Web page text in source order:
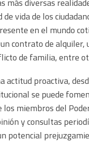
más diversas
de vida de los
en el mundo
contrato de alquiler,
de familia, entre
actitud proactiva,
se puede
miembros del
y consultas
potencial